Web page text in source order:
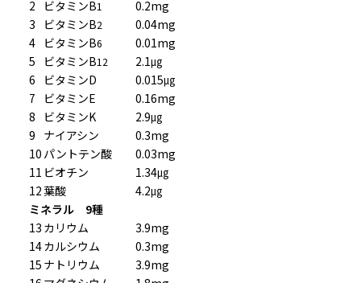
2 ビタミンB1
0.2mg
3
ビタミンB2
0.04mg
4 ビタミンB6
0.01mg
5
ビタミンB12
2.1㎍
6
ビタミンD
0.015㎍
7
ビタミンE
0.16mg
8
ビタミンK
2.9㎍
9 ナイアシン
0.3mg
10 パントテン酸
0.03mg
11 ビオチン
1.34㎍
12 葉酸
4.2㎍
ミネラル 9種
13 カリウム
3.9mg
14カルシウム
0.3mg
15 ナトリウム
3.9mg